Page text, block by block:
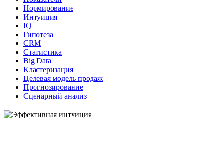
Нормирование
Интуиция
IQ
Гипотеза
CRM
Статистика
Big Data
Кластеризация
Целевая модель продаж
Прогнозирование
Сценарный анализ